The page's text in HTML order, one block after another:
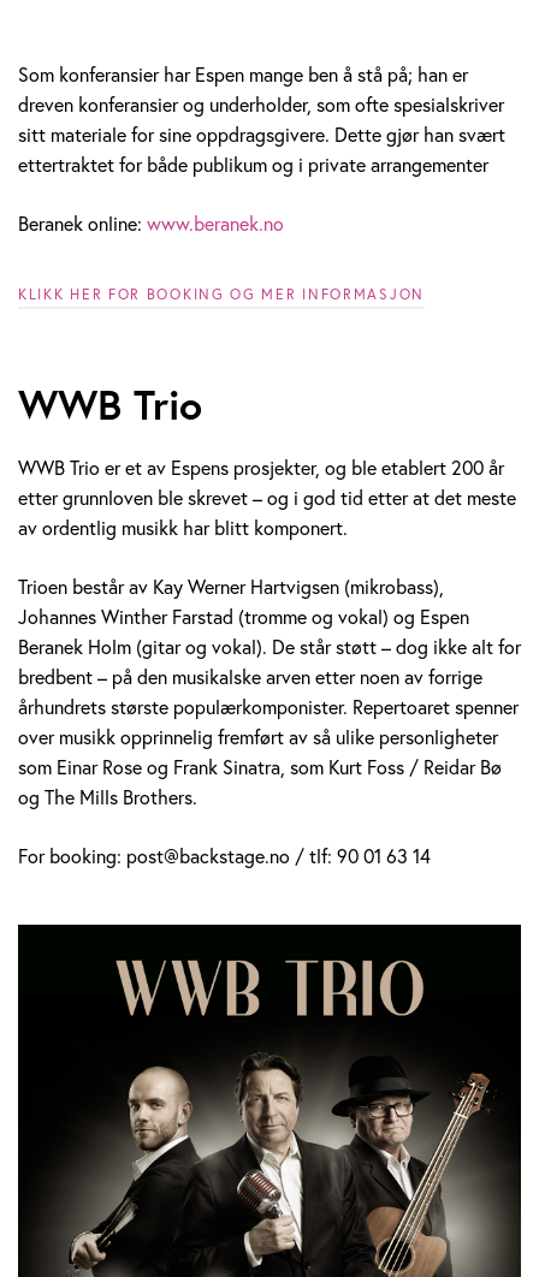
Som konferansier har Espen mange ben å stå på; han er
dreven konferansier og underholder, som ofte spesialskriver
sitt materiale for sine oppdragsgivere. Dette gjør han svært
ettertraktet for både publikum og i private arrangementer
Beranek online: www.beranek.no
KLIKK HER FOR BOOKING OG MER INFORMASJON
WWB Trio
WWB Trio er et av Espens prosjekter, og ble etablert 200 år
etter grunnloven ble skrevet – og i god tid etter at det meste
av ordentlig musikk har blitt komponert.
Trioen består av Kay Werner Hartvigsen (mikrobass),
Johannes Winther Farstad (tromme og vokal) og Espen
Beranek Holm (gitar og vokal). De står støtt – dog ikke alt for
bredbent – på den musikalske arven etter noen av forrige
århundrets største populærkomponister. Repertoaret spenner
over musikk opprinnelig fremført av så ulike personligheter
som Einar Rose og Frank Sinatra, som Kurt Foss / Reidar Bø
og The Mills Brothers.
For booking: post@backstage.no / tlf: 90 01 63 14